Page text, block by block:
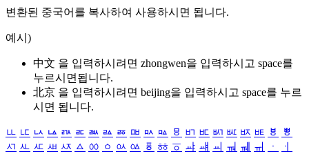
변환된 중국어를 복사하여 사용하시면 됩니다.
예시)
中文 을 입력하시려면 zhongwen을 입력하시고 space를
누르시면됩니다.
北京 을 입력하시려면 beijing을 입력하시고 space를 누르
시면 됩니다.
ㅥ ㅦ ㅧ ㅨ ㅩ ㅪ ㅫ ㅬ ㅭ ㅮ ㅯ ㅰ ㅱ ㅲ ㅳ ㅴ ㅵ ㅶ ㅷ ㅸ
ㅹ
ㅺ ㅻ ㅼ ㅽ ㅾ ㅿ ㆀ ㆁ ㆂ ㆃ ㆄ ㆅ ㆆ ㆇ ㆈ ㆉ ㆊ ㆋ ㆌ ㆍ
ㆎ